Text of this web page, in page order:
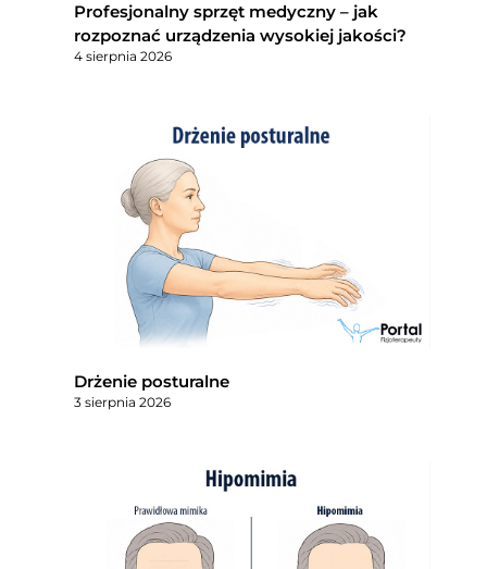
Profesjonalny sprzęt medyczny – jak
rozpoznać urządzenia wysokiej jakości?
4 sierpnia 2026
Drżenie posturalne
3 sierpnia 2026